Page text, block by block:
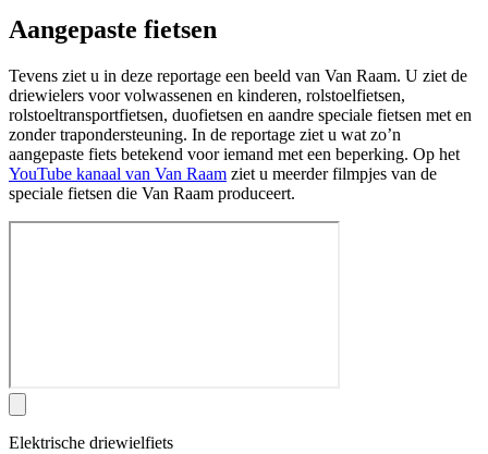
Aangepaste fietsen
Tevens ziet u in deze reportage een beeld van Van Raam. U ziet de
driewielers voor volwassenen en kinderen, rolstoelfietsen,
rolstoeltransportfietsen, duofietsen en aandre speciale fietsen met en
zonder trapondersteuning. In de reportage ziet u wat zo’n
aangepaste fiets betekend voor iemand met een beperking. Op het
YouTube kanaal van Van Raam ziet u meerder filmpjes van de
speciale fietsen die Van Raam produceert.
Elektrische driewielfiets